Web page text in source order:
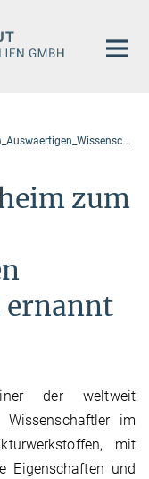
zum
ernannt
der weltweit
im
mit
Eigenschaften und